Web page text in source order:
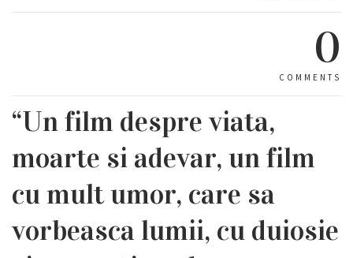
0
COMMENTS
“Un film despre viata,
moarte si adevar, un film
cu mult umor, care sa
vorbeasca lumii, cu duiosie